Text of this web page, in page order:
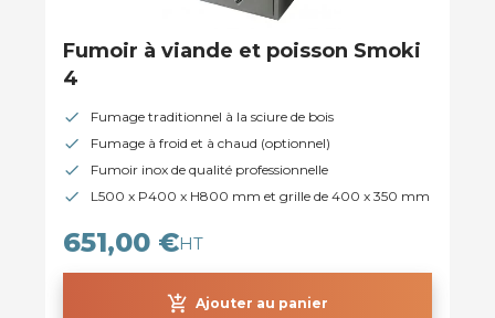
Fumoir à viande et poisson Smoki
4
Fumage traditionnel à la sciure de bois
Fumage à froid et à chaud (optionnel)
Fumoir inox de qualité professionnelle
L500 x P400 x H800 mm et grille de 400 x 350 mm
651,00 €HT
add_shopping_cart Ajouter au panier